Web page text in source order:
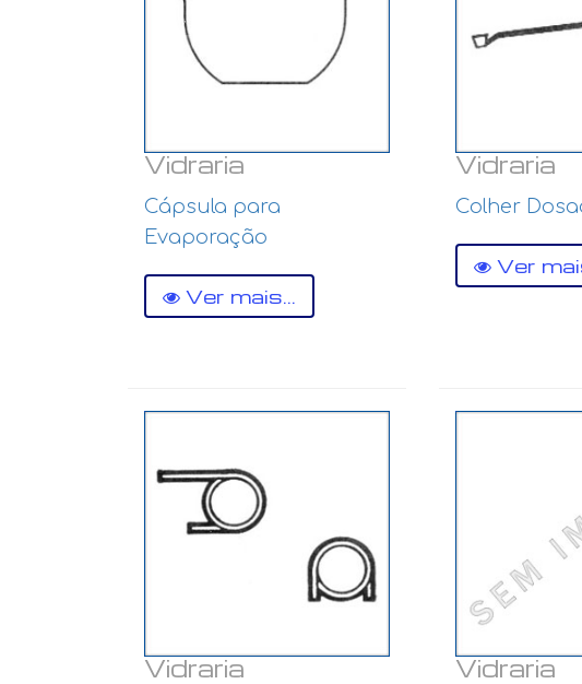
Vidraria
Cápsula para
Evaporação
Ver mais...
Vidraria
Colher
Ver
Vidraria Vidraria